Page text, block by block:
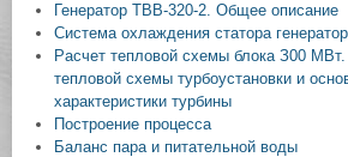
Генератор ТВВ-320-2. Общее описание
Система охлаждения статора
Расчет тепловой схемы блока З00 МВт.
тепловой схемы турбоустановки и
характеристики турбины
Построение процесса
Баланс пара и питательной воды